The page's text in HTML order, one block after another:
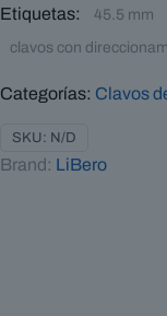
para
salto
cantidad
Etiquetas:
45.5 mm
clavos con
Categorías: Clavos
SKU: N/D
Brand: LiBero